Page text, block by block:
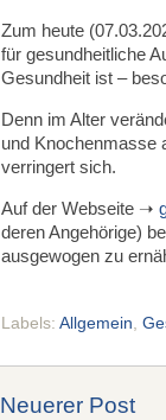
Zum heute
für gesundheitliche
Gesundheit ist –
Denn im Alter
und Knochenmasse
verringert sich.
Auf der Webseite ➝
deren Angehörige)
ausgewogen zu
Labels: Allgemein
Neuerer Post